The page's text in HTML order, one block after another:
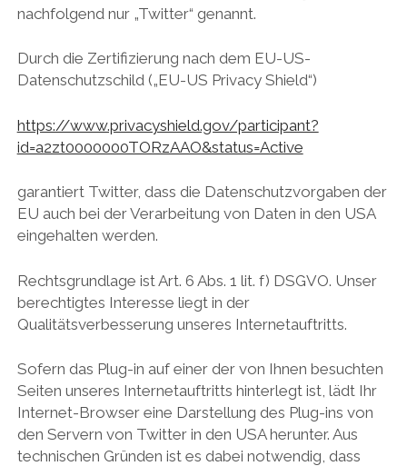
nachfolgend nur „Twitter“ genannt.
Durch die Zertifizierung nach dem EU-US-
Datenschutzschild („EU-US Privacy Shield“)
https://www.privacyshield.gov/participant?
id=a2zt0000000TORzAAO&status=Active
garantiert Twitter, dass die Datenschutzvorgaben der
EU auch bei der Verarbeitung von Daten in den USA
eingehalten werden.
Rechtsgrundlage ist Art. 6 Abs. 1 lit. f) DSGVO. Unser
berechtigtes Interesse liegt in der
Qualitätsverbesserung unseres Internetauftritts.
Sofern das Plug-in auf einer der von Ihnen besuchten
Seiten unseres Internetauftritts hinterlegt ist, lädt Ihr
Internet-Browser eine Darstellung des Plug-ins von
den Servern von Twitter in den USA herunter. Aus
technischen Gründen ist es dabei notwendig, dass